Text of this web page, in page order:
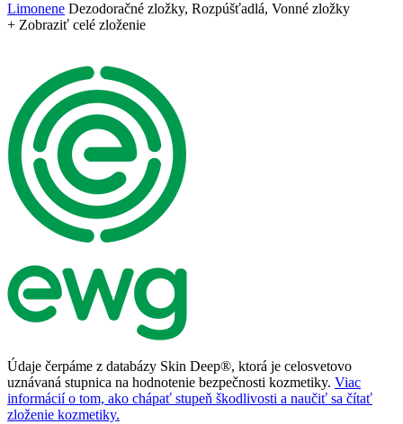
​Limonene Dezodoračné zložky, Rozpúšťadlá, Vonné zložky
+ Zobraziť celé zloženie
Údaje čerpáme z databázy Skin Deep®, ktorá je celosvetovo
uznávaná stupnica na hodnotenie bezpečnosti kozmetiky. Viac
informácií o tom, ako chápať stupeň škodlivosti a naučiť sa čítať
zloženie kozmetiky.